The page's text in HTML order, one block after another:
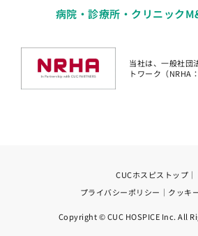
病院・診療所・クリニック
当社は、一般社団
トワーク（NRHA
CUCホスピストップ ｜
プライバシーポリシー ｜ クッキ
Copyright © CUC HOSPICE Inc. All